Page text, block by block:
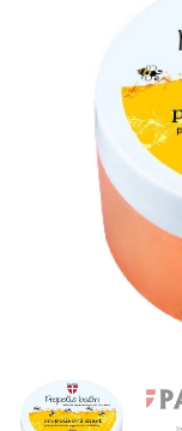
Ingredients:
Isononanoate,